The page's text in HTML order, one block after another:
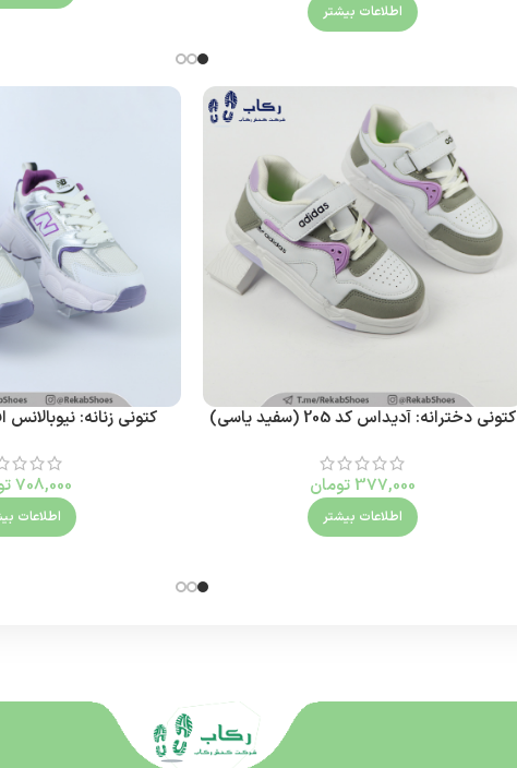
اطلاعات بیشتر
کتونی دخترانه: آدیداس کد 205 (سفید یاسی)
377,000 تومان
اطلاعات بیشتر
کتونی زنانه:
708,000
اطلاعات